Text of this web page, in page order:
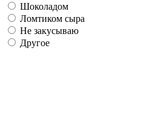
Шоколадом
Ломтиком сыра
Не закусываю
Другое